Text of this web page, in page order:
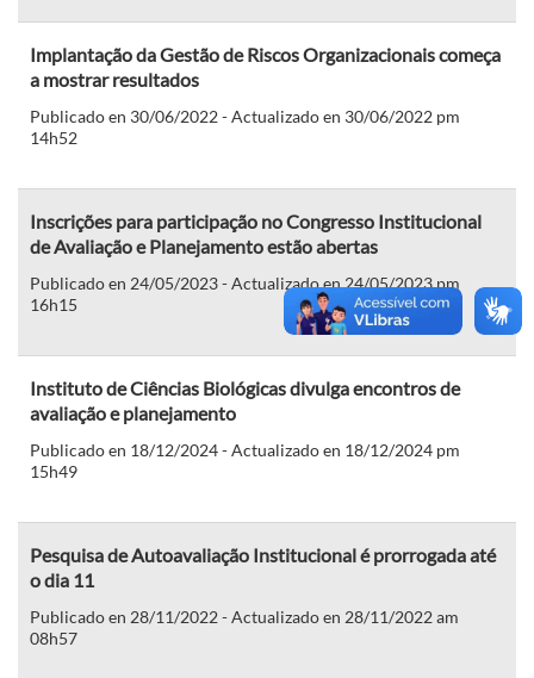
Implantação da Gestão de Riscos Organizacionais começa
a mostrar resultados
Publicado en 30/06/2022 - Actualizado en 30/06/2022 pm
14h52
Inscrições para participação no Congresso Institucional
de Avaliação e Planejamento estão abertas
Publicado en 24/05/2023 - Actualizado en 24/05/2023 pm
16h15
Instituto de Ciências Biológicas divulga encontros de
avaliação e planejamento
Publicado en 18/12/2024 - Actualizado en 18/12/2024 pm
15h49
Pesquisa de Autoavaliação Institucional é prorrogada até
o dia 11
Publicado en 28/11/2022 - Actualizado en 28/11/2022 am
08h57